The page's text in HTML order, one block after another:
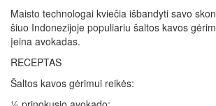
Maisto technologai kviečia išbandyti savo
šiuo Indonezijoje populiariu šaltos kavos
įeina avokadas.
RECEPTAS
Šaltos kavos gėrimui reikės: